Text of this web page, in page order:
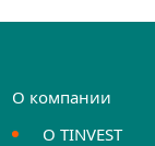
О компании
О TINVEST